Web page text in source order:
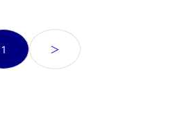
1 ＞